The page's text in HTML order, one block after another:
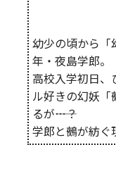
幼少の頃から「
年・夜島学郎。
高校入学初日、
ル好きの幻妖
るが――…？
学郎と鵺が紡